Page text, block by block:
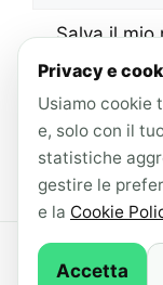
Salva il mio
browser per
commento.
© 2026
supporto
Privacy e
Usiamo cookie
e, solo con il
statistiche
gestire le
e la Cookie
Accetta